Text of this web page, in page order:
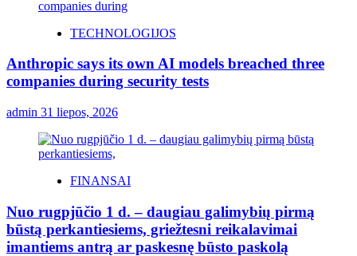
TECHNOLOGIJOS
Anthropic says its own AI models breached three
companies during security tests
admin 31 liepos, 2026
FINANSAI
Nuo rugpjūčio 1 d. – daugiau galimybių pirmą
būstą perkantiesiems, griežtesni reikalavimai
imantiems antrą ar paskesnę būsto paskolą